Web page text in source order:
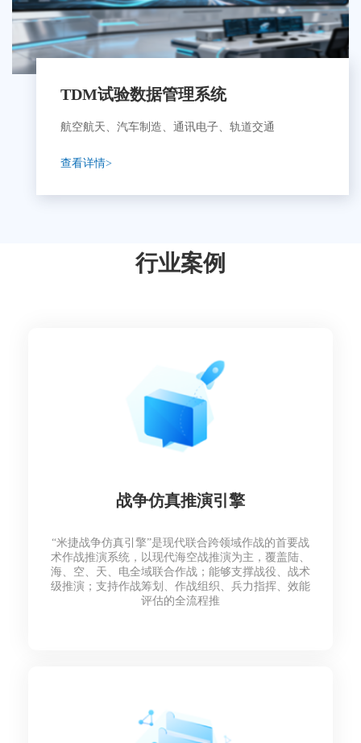
TDM试验数据管理系统
航空航天、汽车制造、通讯电子、轨道交通
查看详情>
行业案例
战争仿真推演引擎
“米捷战争仿真引擎”是现代联合跨领域作战的首要战
术作战推演系统，以现代海空战推演为主，覆盖陆、
海、空、天、电全域联合作战；能够支撑战役、战术
级推演；支持作战筹划、作战组织、兵力指挥、效能
评估的全流程推